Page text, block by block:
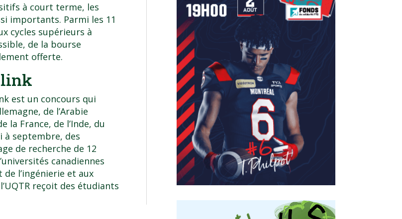
à court terme, les
importants. Parmi les 11
cycles supérieurs à
de la bourse
offerte.
est un concours qui
de l’Arabie
la France, de l’Inde, du
à septembre, des
de recherche de 12
canadiennes
l’ingénierie et aux
reçoit des étudiants